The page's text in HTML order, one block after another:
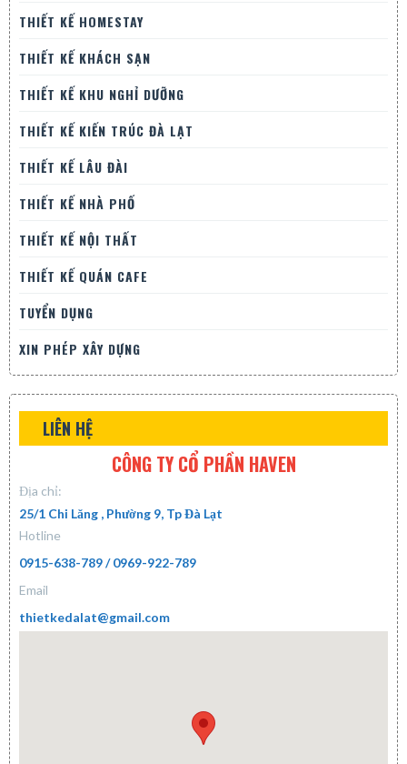
THIẾT KẾ HOMESTAY
THIẾT KẾ KHÁCH SẠN
THIẾT KẾ KHU NGHỈ DƯỠNG
THIẾT KẾ KIẾN TRÚC ĐÀ LẠT
THIẾT KẾ LÂU ĐÀI
THIẾT KẾ NHÀ PHỐ
THIẾT KẾ NỘI THẤT
THIẾT KẾ QUÁN CAFE
TUYỂN DỤNG
XIN PHÉP XÂY DỰNG
LIÊN HỆ
CÔNG TY CỔ PHẦN HAVEN
Địa chỉ:
25/1 Chi Lăng , Phường 9, Tp Đà Lạt
Hotline
0915-638-789 / 0969-922-789
Email
thietkedalat@gmail.com